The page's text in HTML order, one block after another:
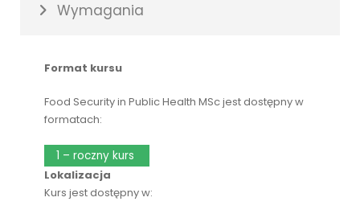
Wymagania
Format kursu
Food Security in Public Health MSc jest dostępny w
formatach:
1 – roczny kurs
Lokalizacja
Kurs jest dostępny w: